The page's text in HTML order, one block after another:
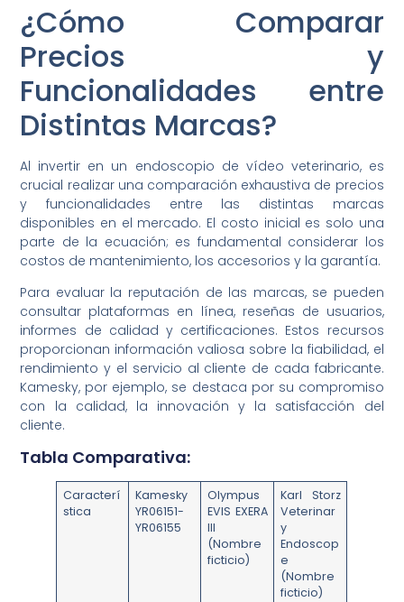
¿Cómo Comparar
Precios y
Funcionalidades entre
Distintas Marcas?
Al invertir en un endoscopio de vídeo veterinario, es
crucial realizar una comparación exhaustiva de precios
y funcionalidades entre las distintas marcas
disponibles en el mercado. El costo inicial es solo una
parte de la ecuación; es fundamental considerar los
costos de mantenimiento, los accesorios y la garantía.
Para evaluar la reputación de las marcas, se pueden
consultar plataformas en línea, reseñas de usuarios,
informes de calidad y certificaciones. Estos recursos
proporcionan información valiosa sobre la fiabilidad, el
rendimiento y el servicio al cliente de cada fabricante.
Kamesky, por ejemplo, se destaca por su compromiso
con la calidad, la innovación y la satisfacción del
cliente.
Tabla Comparativa:
Caracterí
stica
Kamesky
YR06151-
YR06155
Olympus
EVIS EXERA
III
(Nombre
ficticio)
Karl Storz
Veterinar
y
Endoscop
e
(Nombre
ficticio)